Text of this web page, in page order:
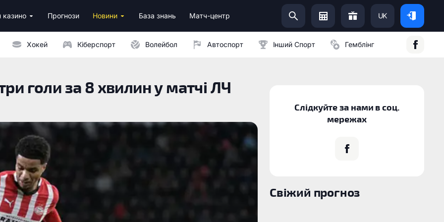
казино Прогнози Новини База знань Матч-центр UK
Хокей Кіберспорт Волейбол Автоспорт Інший Спорт Гемблінг
голи за 8 хвилин у матчі ЛЧ
Слідкуйте за нами в соц.
мережах
Свіжий прогноз